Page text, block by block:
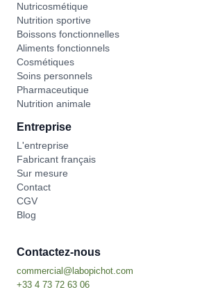
Nutricosmétique
Nutrition sportive
Boissons fonctionnelles
Aliments fonctionnels
Cosmétiques
Soins personnels
Pharmaceutique
Nutrition animale
Entreprise
L'entreprise
Fabricant français
Sur mesure
Contact
CGV
Blog
Contactez-nous